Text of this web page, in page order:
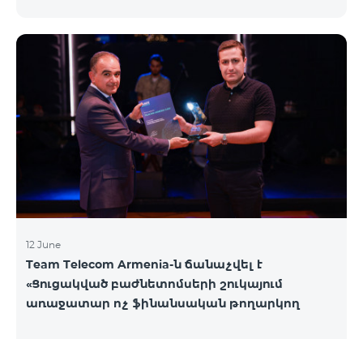
12 June
Team Telecom Armenia-ն ճանաչվել է
«Ցուցակված բաժնետոմսերի շուկայում
առաջատար ոչ ֆինանսական թողարկող